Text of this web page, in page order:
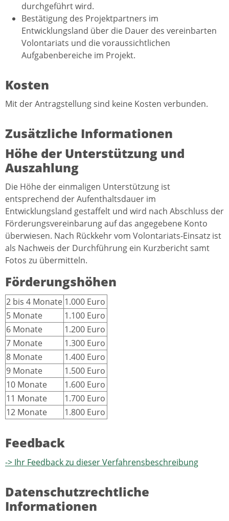
durchgeführt wird.
Bestätigung des Projektpartners im
Entwicklungsland über die Dauer des vereinbarten
Volontariats und die voraussichtlichen
Aufgabenbereiche im Projekt.
Kosten
Mit der Antragstellung sind keine Kosten verbunden.
Zusätzliche Informationen
Höhe der Unterstützung und
Auszahlung
Die Höhe der einmaligen Unterstützung ist
entsprechend der Aufenthaltsdauer im
Entwicklungsland gestaffelt und wird nach Abschluss der
Förderungsvereinbarung auf das angegebene Konto
überwiesen. Nach Rückkehr vom Volontariats-Einsatz ist
als Nachweis der Durchführung ein Kurzbericht samt
Fotos zu übermitteln.
Förderungshöhen
2 bis 4 Monate 1.000 Euro
5 Monate
1.100 Euro
6 Monate
1.200 Euro
7 Monate
1.300 Euro
8 Monate
1.400 Euro
9 Monate
1.500 Euro
10 Monate
1.600 Euro
11 Monate
1.700 Euro
12 Monate
1.800 Euro
Feedback
-> Ihr Feedback zu dieser Verfahrensbeschreibung
Datenschutzrechtliche
Informationen